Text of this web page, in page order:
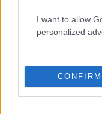
I want to allow
personalized
CONFIRM
και
αυταπάτη»
πρώην